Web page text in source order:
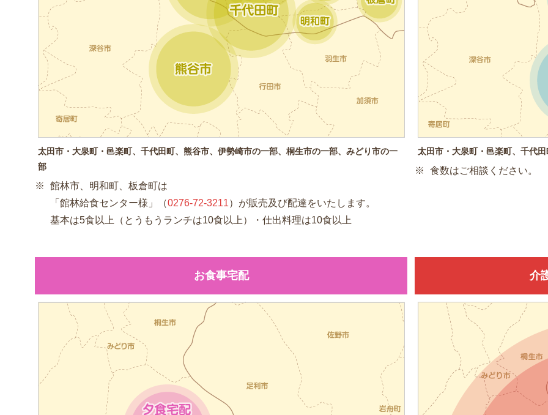
太田市・大泉町・邑楽町、千代田町、熊谷市、伊勢崎市の一部、桐生市の一部、みどり市の一
部
館林市、明和町、板倉町は
「館林給食センター様」（0276-72-3211）が販売及び配達をいたします。
基本は5食以上（とうもうランチは10食以上）・仕出料理は10食以上
太田市・大泉町・邑楽町、千代
食数はご相談ください。
お食事宅配 介